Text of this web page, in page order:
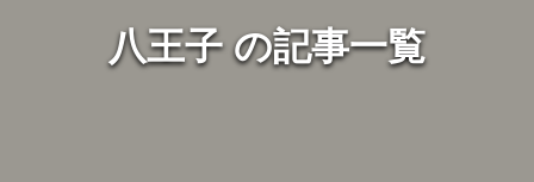
八王子 の記事一覧